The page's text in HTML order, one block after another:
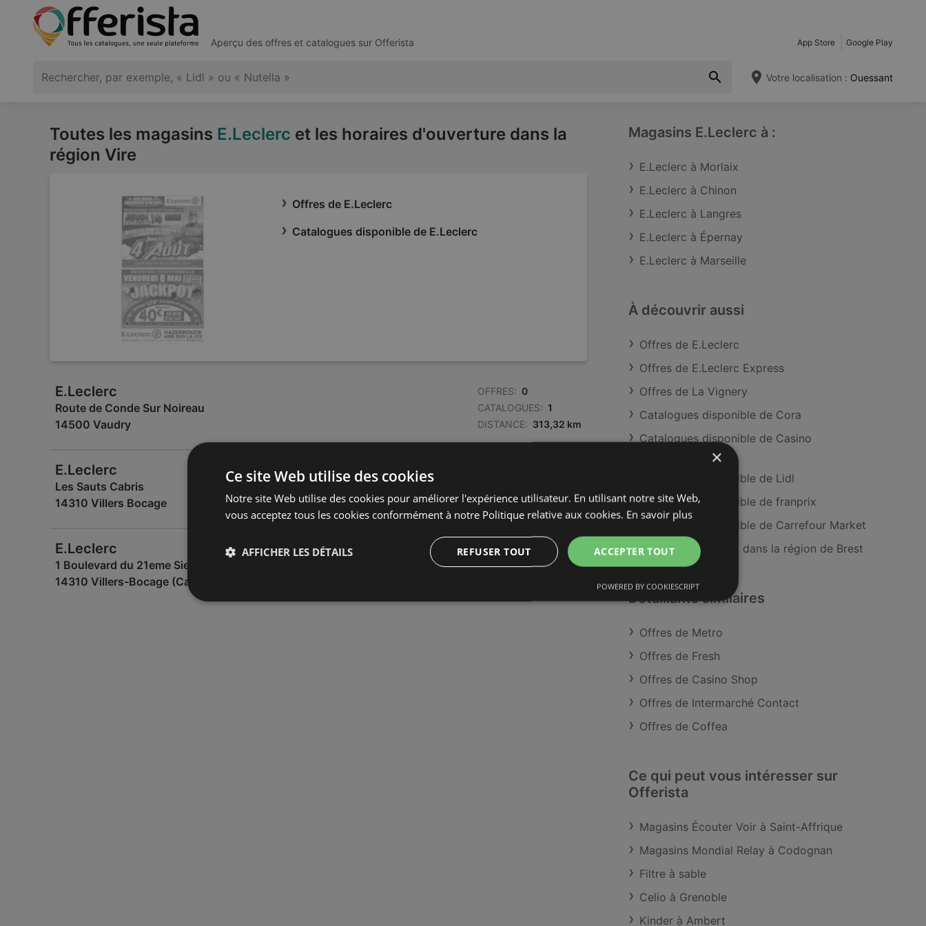
Aperçu des offres et catalogues sur Offerista App Store Google Play
Votre localisation : Ouessant
Toutes les magasins E.Leclerc et les horaires d'ouverture dans la
région Vire
Offres de E.Leclerc
Catalogues disponible de E.Leclerc
E.Leclerc
Route de Conde Sur Noireau
14500 Vaudry
OFFRES: 0
CATALOGUES: 1
DISTANCE: 313,32 km
E.Leclerc
Les Sauts Cabris
14310 Villers Bocage
DISTANCE:
332,41 km
E.Leclerc
1 Boulevard du 21eme Siecle
14310 Villers-Bocage (Calvados)
OFFRES: 0
CATALOGUES: 1
Magasins E.Leclerc à :
E.Leclerc à Morlaix
E.Leclerc à Chinon
E.Leclerc à Langres
E.Leclerc à Épernay
E.Leclerc à Marseille
À découvrir aussi
Offres de E.Leclerc
Offres de E.Leclerc Express
Offres de La Vignery
Catalogues disponible de Cora
Catalogues disponible de Casino
Supermarches
Catalogues disponible de Lidl
Catalogues disponible de franprix
Catalogues disponible de Carrefour Market
Magasins E.Leclerc dans la région de Brest
Détaillants similaires
Offres de Metro
Offres de Fresh
Offres de Casino Shop
Offres de Intermarché Contact
Offres de Coffea
Ce qui peut vous intéresser sur
Offerista
Magasins Écouter Voir à Saint-Affrique
Magasins Mondial Relay à Codognan
Filtre à sable
Celio à Grenoble
Kinder à Ambert
×
Ce site Web utilise des cookies
Notre site Web utilise des cookies pour améliorer l'expérience utilisateur. En utilisant notre site Web,
vous acceptez tous les cookies conformément à notre Politique relative aux cookies. En savoir plus
ACCEPTER TOUT
REFUSER TOUT
AFFICHER LES DÉTAILS
POWERED BY COOKIESCRIPT